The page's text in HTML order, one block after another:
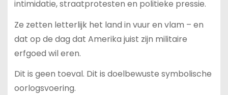
intimidatie, straatprotesten en politieke pressie.
Ze zetten letterlijk het land in vuur en vlam – en
dat op de dag dat Amerika juist zijn militaire
erfgoed wil eren.
Dit is geen toeval. Dit is doelbewuste symbolische
oorlogsvoering.